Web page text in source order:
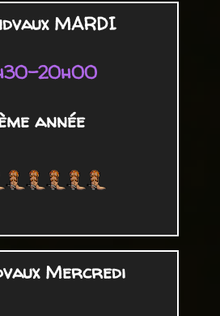
MARDI
20h00
année
Mercredi